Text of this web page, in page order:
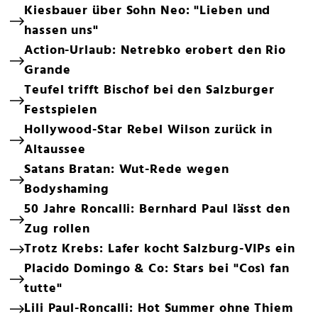
Kiesbauer über Sohn Neo: "Lieben und
hassen uns"
Action-Urlaub: Netrebko erobert den Rio
Grande
Teufel trifft Bischof bei den Salzburger
Festspielen
Hollywood-Star Rebel Wilson zurück in
Altaussee
Satans Bratan: Wut-Rede wegen
Bodyshaming
50 Jahre Roncalli: Bernhard Paul lässt den
Zug rollen
Trotz Krebs: Lafer kocht Salzburg-VIPs ein
Placido Domingo & Co: Stars bei "Così fan
tutte"
Lili Paul-Roncalli: Hot Summer ohne Thiem